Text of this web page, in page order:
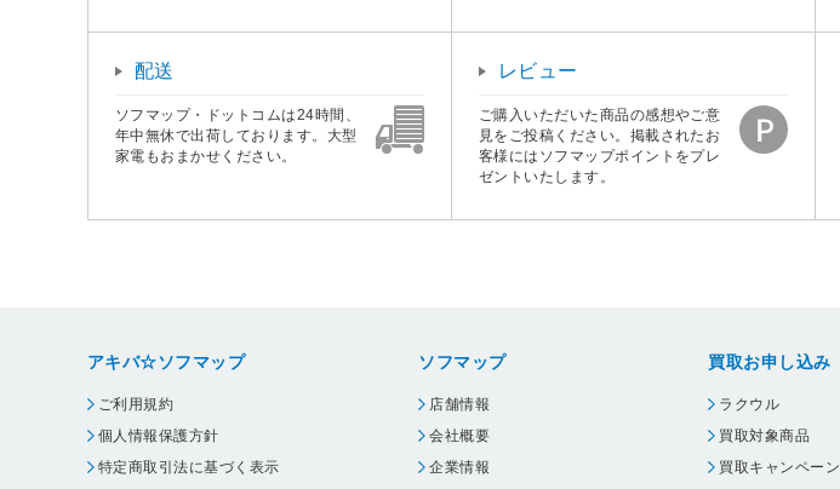
配送
ソフマップ・ドットコムは24時間、
年中無休で出荷しております。大型
家電もおまかせください。
レビュー
ご購入いただいた商品の感想やご意
見をご投稿ください。掲載されたお
客様にはソフマップポイントをプレ
ゼントいたします。
アキバ☆ソフマップ
ご利用規約
個人情報保護方針
特定商取引法に基づく表示
ソフマップ
店舗情報
会社概要
企業情報
買取お申し込み
ラクウル
買取対象商品
買取キャンペーン